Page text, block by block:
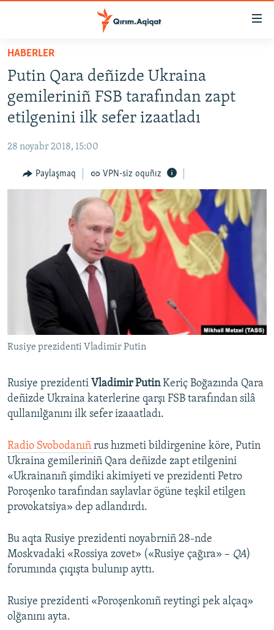
Esas
qaytmaq
Baş
navigatsiyağa
qaytmaq
Qıdıruvğa
qaytmaq
SİYASET
İQTİSADİYAT
MEDENİYET
İNSAN AQLARI
FİKİR
Русский
Українською
QOŞULIÑIZ!
RFE/RS bütün saytları
HABERLER
Putin Qara deñizde Ukraina
gemileriniñ FSB tarafından zapt
etilgenini ilk sefer izaatladı
28 noyabr 2018, 15:00
Paylaşmaq VPN-siz oquñız
Rusiye prezidenti Vladimir Putin
Rusiye prezidenti Vladimir PutinKeriç Boğazında Qara
deñizde Ukraina katerlerine qarşı FSB tarafından silâ
qullanılğanını ilk sefer izaaatladı.
Radio Svobodanıñ rus hızmeti bildirgenine köre, Putin
Ukraina gemileriniñ Qara deñizde zapt etilgenini
«Ukrainanıñ şimdiki akimiyeti ve prezidenti Petro
Poroşenko tarafından saylavlar ögüne teşkil etilgen
provokatsiya» dep adlandırdı.
Bu aqta Rusiye prezidenti noyabrniñ 28-nde
Moskvadaki «Rossiya zovet» («Rusiye çağıra» – QA)
forumında çıqışta bulunıp ayttı.
Rusiye prezidenti «Poroşenkonıñ reytingi pek alçaq»
olğanını ayta.